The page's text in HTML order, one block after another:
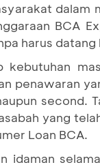
dalam
BCA
harus
penawaran
second.
yang
Loan BCA.
idaman